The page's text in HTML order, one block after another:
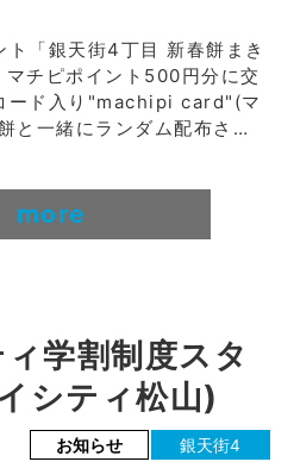
ト「銀天街4丁目 新春餅まき
チピポイント500円分に交
ード入り"machipi card"(マ
と一緒にランダム配布さ…
more
学割制度スタ
シティ松山)
お知らせ 銀天街4